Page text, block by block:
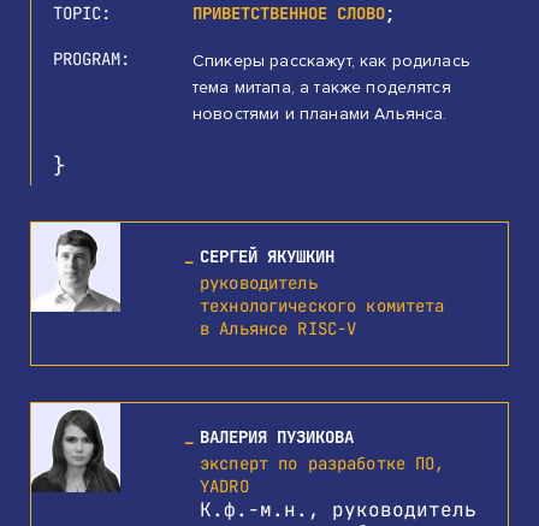
TOPIC ПРИВЕТСТВЕННОЕ СЛОВО
PROGRAM
Спикеры расскажут, как родилась
тема митапа, а также поделятся
новостями и планами Альянса.
СЕРГЕЙ ЯКУШКИН
руководитель
технологического комитета
в Альянсе RISC-V
ВАЛЕРИЯ ПУЗИКОВА
эксперт по разработке ПО,
YADRO
К.ф.-м.н., руководитель